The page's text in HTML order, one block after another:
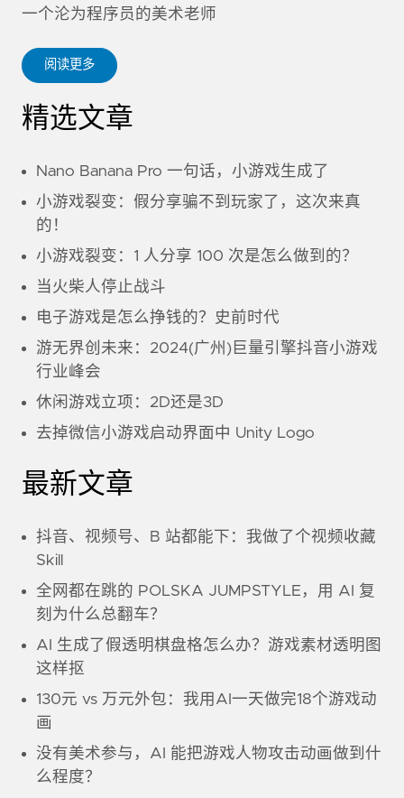
一个沦为程序员的美术老师
阅读更多
精选文章
Nano Banana Pro 一句话，小游戏生成了
小游戏裂变：假分享骗不到玩家了，这次来真
的！
小游戏裂变：1 人分享 100 次是怎么做到的？
当火柴人停止战斗
电子游戏是怎么挣钱的？史前时代
游无界创未来：2024(广州)巨量引擎抖音小游戏
行业峰会
休闲游戏立项：2D还是3D
去掉微信小游戏启动界面中 Unity Logo
最新文章
抖音、视频号、B 站都能下：我做了个视频收藏
Skill
全网都在跳的 POLSKA JUMPSTYLE，用 AI 复
刻为什么总翻车？
AI 生成了假透明棋盘格怎么办？游戏素材透明图
这样抠
130元 vs 万元外包：我用AI一天做完18个游戏动
画
没有美术参与，AI 能把游戏人物攻击动画做到什
么程度？